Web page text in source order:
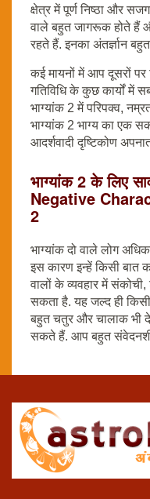
क्षेत्र में पूर्ण निष्ठा और
वाले बहुत जागरूक होते हैं
रहते हैं. इनका अंतर्ज्ञान
कई मायनों में आप दूसरों पर
गतिविधि के कुछ कार्यों में
भाग्यांक 2 में परिपक्व,
भाग्यांक 2 भाग्य का एक
आदर्शवादी दृष्टिकोण
भाग्यांक 2 के लिए
Negative
2
भाग्यांक दो वाले लोग
इस कारण इन्हें किसी बात
वालों के व्यवहार में संकोची,
सकता है. यह जल्द ही
बहुत चतुर और चालाक भी
सकते हैं. आप बहुत